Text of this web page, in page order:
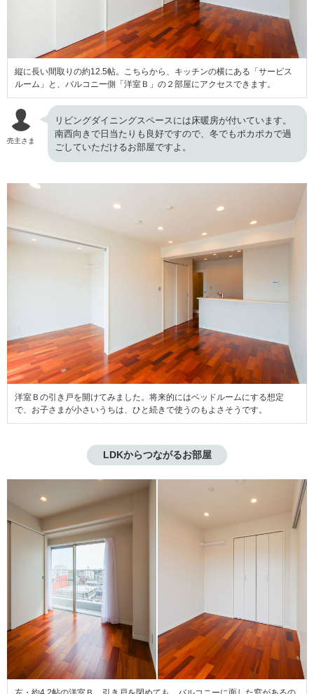
縦に長い間取りの約12.5帖。こちらから、キッチンの横にある「サービス
ルーム」と、バルコニー側「洋室Ｂ」の２部屋にアクセスできます。
売主さま
リビングダイニングスペースには床暖房が付いています。
南西向きで日当たりも良好ですので、冬でもポカポカで過
ごしていただけるお部屋ですよ。
洋室Ｂの引き戸を開けてみました。将来的にはベッドルームにする想定
で、お子さまが小さいうちは、ひと続きで使うのもよさそうです。
LDKからつながるお部屋